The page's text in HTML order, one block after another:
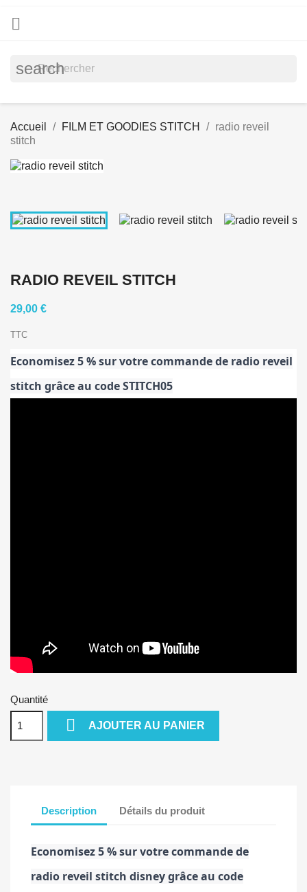

search
Accueil FILM ET GOODIES STITCH
radio reveil
stitch
RADIO REVEIL STITCH
29,00 €
TTC
Economisez 5 % sur votre commande de radio reveil
stitch grâce au code STITCH05
Quantité
 AJOUTER AU PANIER
Description Détails du produit
Economisez 5 % sur votre commande de
radio reveil stitch disney grâce au code